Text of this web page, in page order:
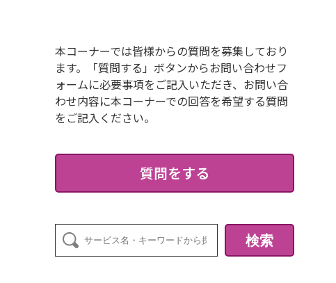
本コーナーでは皆様からの質問を募集しており
ます。「質問する」ボタンからお問い合わせフ
ォームに必要事項をご記入いただき、お問い合
わせ内容に本コーナーでの回答を希望する質問
をご記入ください。
質問をする
検索